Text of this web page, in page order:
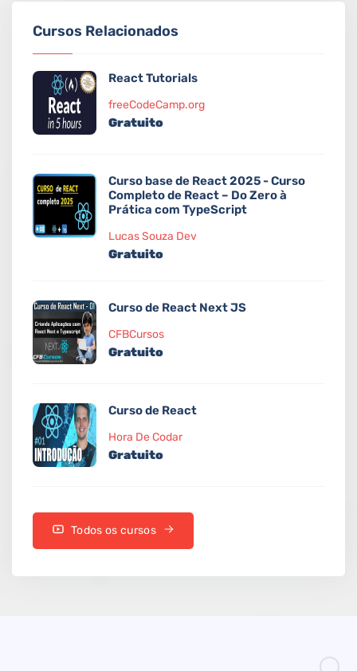
Cursos Relacionados
React Tutorials
freeCodeCamp.org
Gratuito
Curso base de React 2025 - Curso
Completo de React – Do Zero à
Prática com TypeScript
Lucas Souza Dev
Gratuito
Curso de React Next JS
CFBCursos
Gratuito
Curso de React
Hora De Codar
Gratuito
Todos os cursos